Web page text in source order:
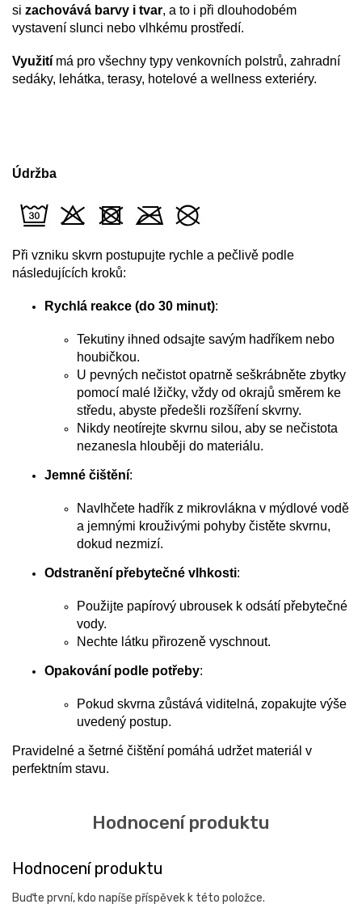
si zachovává barvy i tvar, a to i při dlouhodobém
vystavení slunci nebo vlhkému prostředí.
Využití má pro všechny typy venkovních polstrů, zahradní
sedáky, lehátka, terasy, hotelové a wellness exteriéry.
Údržba
Při vzniku skvrn postupujte rychle a pečlivě podle
následujících kroků:
Rychlá reakce (do 30 minut):
Tekutiny ihned odsajte savým hadříkem nebo
houbičkou.
U pevných nečistot opatrně seškrábněte zbytky
pomocí malé lžičky, vždy od okrajů směrem ke
středu, abyste předešli rozšíření skvrny.
Nikdy neotírejte skvrnu silou, aby se nečistota
nezanesla hlouběji do materiálu.
Jemné čištění:
Navlhčete hadřík z mikrovlákna v mýdlové vodě
a jemnými krouživými pohyby čistěte skvrnu,
dokud nezmizí.
Odstranění přebytečné vlhkosti:
Použijte papírový ubrousek k odsátí přebytečné
vody.
Nechte látku přirozeně vyschnout.
Opakování podle potřeby:
Pokud skvrna zůstává viditelná, zopakujte výše
uvedený postup.
Pravidelné a šetrné čištění pomáhá udržet materiál v
perfektním stavu.
Hodnocení produktu
Buďte první, kdo napíše příspěvek k této položce.